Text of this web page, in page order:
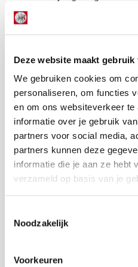
Deze website maakt gebruik
We gebruiken cookies om
personaliseren, om functies
en om ons websiteverkeer
informatie over je gebruik
partners voor social media,
partners kunnen deze
informatie die je aan ze hebt
verzameld op basis van je
Noodzakelijk
Voorkeuren
steeds Ajax. Lichtpuntjes.
stadion. Lachende gezichten.
Supporters zijn blij en
gesprongen. Ik loop door
Ons zorgen maken over
doen we maandag wel weer.
Bekijk alle berichten van